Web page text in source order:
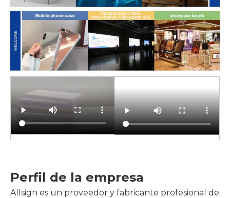
Perfil de la empresa
Allsign es un proveedor y fabricante profesional de